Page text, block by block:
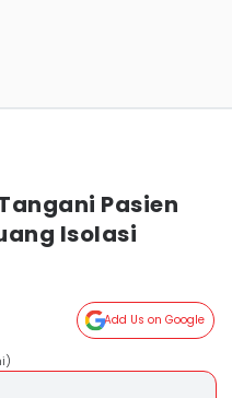
Pasien
Isolasi
Add Us on Google